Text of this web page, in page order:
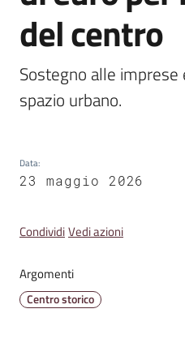
Tutti
gli
argomenti
u
r
s
o
E
del centro
Sostegno alle
spazio urbano.
Data:
23 maggio 2026
CondividiVedi azioni
Argomenti
Centro storico